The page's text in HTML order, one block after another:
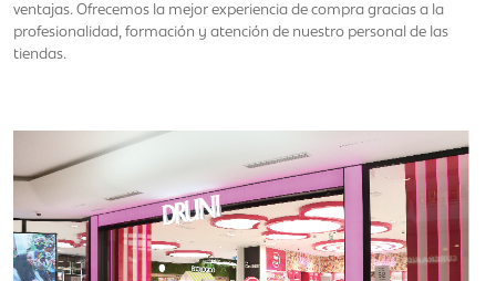
ventajas. Ofrecemos la mejor experiencia de compra gracias a la
profesionalidad, formación y atención de nuestro personal de las
tiendas.